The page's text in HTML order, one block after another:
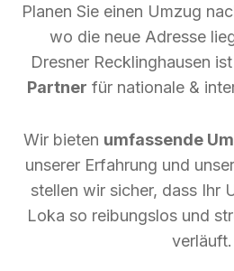
Planen Sie einen Umzug
wo die neue Adresse
Dresner Recklinghausen ist
Partner für nationale &
Wir bieten umfassende
unserer Erfahrung und
stellen wir sicher, dass Ihr
Loka so reibungslos und
verläuft.